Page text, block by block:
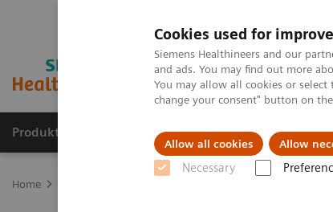
Cookies used for
Siemens Healthineers and our
and ads. You may find out more
You may allow all cookies or
change your consent" button on the
Allow all cookies Allow
Necessary
Produkte & Services Fachbereiche
Home